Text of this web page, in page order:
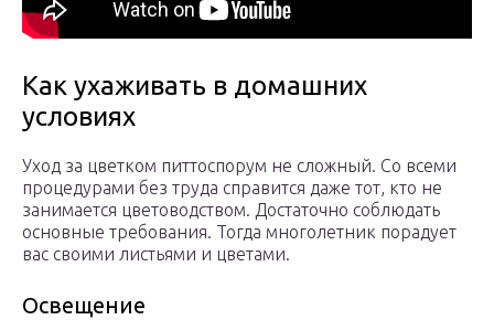
Как ухаживать в домашних
условиях
Уход за цветком питтоспорум не сложный. Со всеми
процедурами без труда справится даже тот, кто не
занимается цветоводством. Достаточно соблюдать
основные требования. Тогда многолетник порадует
вас своими листьями и цветами.
Освещение